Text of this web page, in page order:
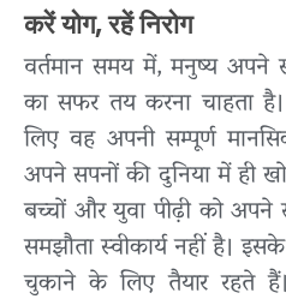
करें योग, रहें निरोग
वर्तमान समय में, मनुष्य अपने
का सफर तय करना चाहता
लिए वह अपनी सम्पूर्ण
अपने सपनों की दुनिया में ही
बच्चों और युवा पीढ़ी को अपने
समझौता स्वीकार्य नहीं है।
चुकाने के लिए तैयार रहते